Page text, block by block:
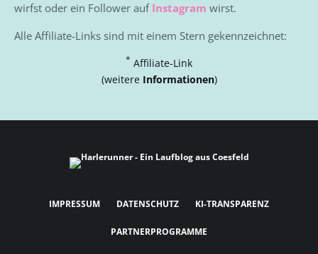
wirfst oder ein Follower auf Instagram wirst.
Alle Affiliate-Links sind mit einem Stern gekennzeichnet:
* Affiliate-Link
(weitere Informationen)
IMPRESSUM DATENSCHUTZ KI-TRANSPARENZ
PARTNERPROGRAMME